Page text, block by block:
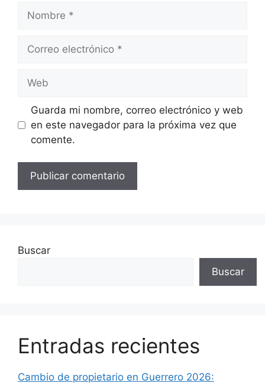
electrónico
Guarda mi nombre, correo electrónico y web
en este navegador para la próxima vez que
comente.
Buscar
Buscar
Entradas recientes
Cambio de propietario en Guerrero 2026: